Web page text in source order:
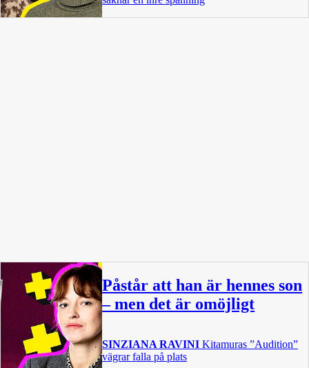
Påstår att han är hennes son
– men det är omöjligt
SINZIANA RAVINI Kitamuras ”Audition”
vägrar falla på plats